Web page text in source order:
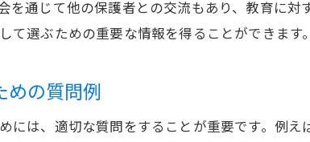
学習塾のサポートで成績
保護者説明会でのサポー
保護者説明会で確認すべ
を通じて他の保護者との交流もあり、教育に
て選ぶための重要な情報を得ることができます。
の質問例
には、適切な質問をすることが重要です。例